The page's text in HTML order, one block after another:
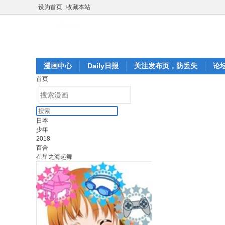
设为首页 收藏本站
漫画中心 Daily日报 关注发布页，防丢失 论
首页
日本
少年
2018
百合
在星之海起舞